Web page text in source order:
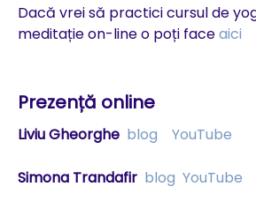
Dacă vrei să practici cursul de
meditație on-line o poți faceaici
Prezență online
Liviu Gheorghe blog YouTube
Simona Trandafir blog YouTube